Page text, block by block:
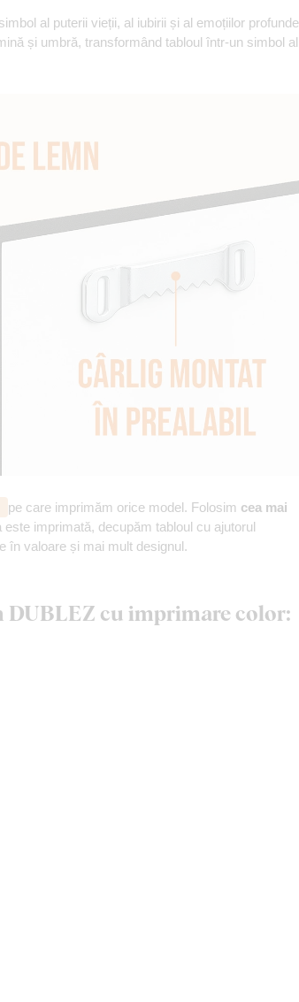
al puterii vieții, al iubirii și al emoțiilor
și umbră, transformând tabloul într-un simbol al
pe care imprimăm orice model. Folosim cea mai
este imprimată, decupăm tabloul cu ajutorul
în valoare și mai mult designul.
cu imprimare color: